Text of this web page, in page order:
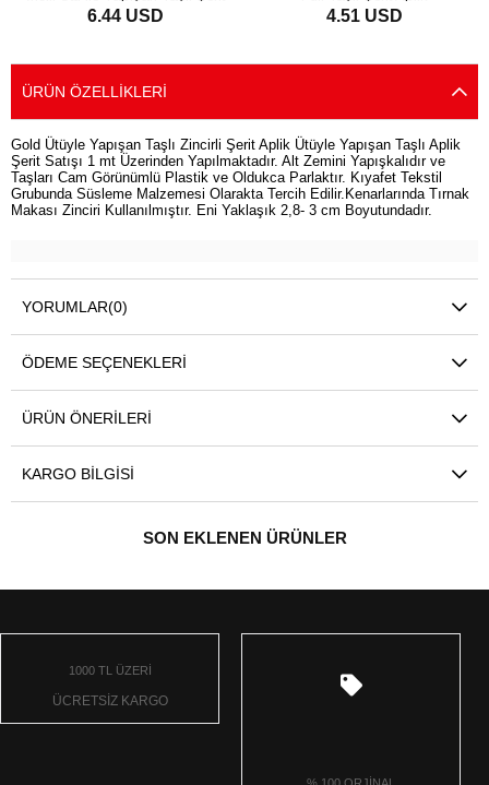
Aplik 1 mt
6.44 USD 4.51 USD
ÜRÜN ÖZELLIKLERI
Gold Ütüyle Yapışan Taşlı Zincirli Şerit Aplik Ütüyle Yapışan Taşlı Aplik
Şerit Satışı 1 mt Üzerinden Yapılmaktadır. Alt Zemini Yapışkalıdır ve
Taşları Cam Görünümlü Plastik ve Oldukca Parlaktır. Kıyafet Tekstil
Grubunda Süsleme Malzemesi Olarakta Tercih Edilir.Kenarlarında Tırnak
Makası Zinciri Kullanılmıştır. Eni Yaklaşık 2,8- 3 cm Boyutundadır.
YORUMLAR(0)
ÖDEME SEÇENEKLERI
ÜRÜN ÖNERILERI
KARGO BILGISI
SON EKLENEN ÜRÜNLER
1000 TL ÜZERİ
ÜCRETSİZ KARGO